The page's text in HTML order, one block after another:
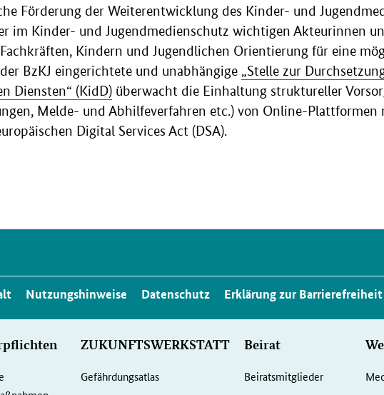
Förderung der Weiterentwicklung des Kinder- und
im Kinder- und Jugendmedienschutz wichtigen Akteurinnen
Kindern und Jugendlichen Orientierung für eine
BzKJ eingerichtete und unabhängige „Stelle zur
Diensten“ (KidD) überwacht die Einhaltung struktureller
Melde- und Abhilfeverfahren etc.) von Online-
Digital Services Act (DSA).
Nutzungshinweise Datenschutz Erklärung zur Barrierefreiheit
ZUKUNFTSWERKSTATT
Gefährdungsatlas
Beirat
Beiratsmitglieder